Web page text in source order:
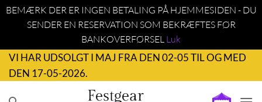
BEMÆRK DER ER INGEN BETALING PÅ HJEMMESIDEN - DU
SENDER EN RESERVATION SOM BEKRÆFTES FØR
BANKOVERFØRSEL Luk
Fortsæt
VI HAR UDSOLGT I MAJ FRA DEN 02-05 TIL OG MED
DEN 17-05-2026.